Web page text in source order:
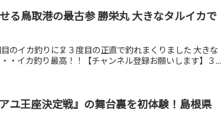
る鳥取港の最古参 勝栄丸 大きなタルイカで
のイカ釣りに🦑３度目の正直で釣れまくりました 大きな
・イカ釣り最高！！【チャンネル登録お願いします】３...
ユ王座決定戦』の舞台裏を初体験！島根県